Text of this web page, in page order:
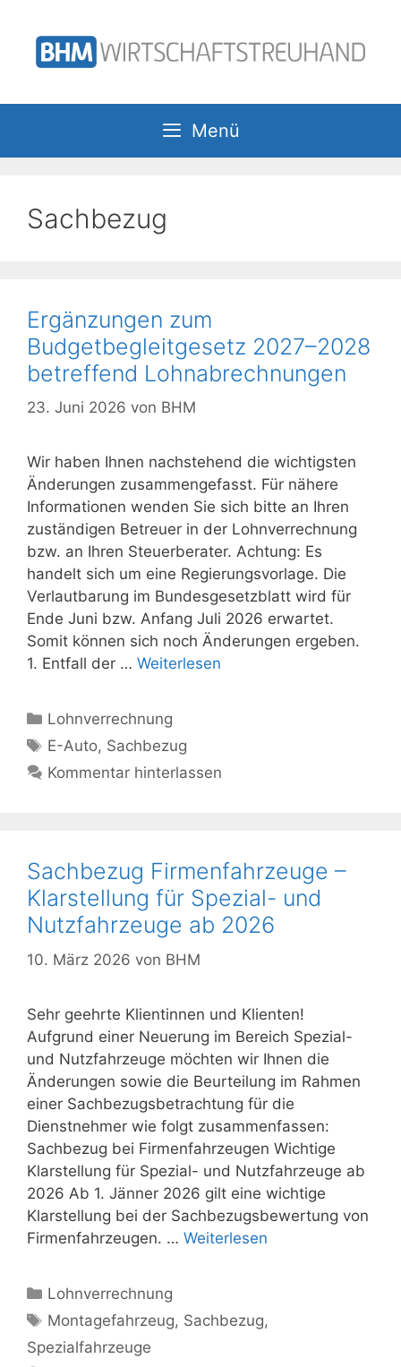
Inhalt
springen
Menü
Sachbezug
Ergänzungen zum
Budgetbegleitgesetz 2027–2028
betreffend Lohnabrechnungen
23. Juni 2026 von BHM
Wir haben Ihnen nachstehend die wichtigsten
Änderungen zusammengefasst. Für nähere
Informationen wenden Sie sich bitte an Ihren
zuständigen Betreuer in der Lohnverrechnung
bzw. an Ihren Steuerberater. Achtung: Es
handelt sich um eine Regierungsvorlage. Die
Verlautbarung im Bundesgesetzblatt wird für
Ende Juni bzw. Anfang Juli 2026 erwartet.
Somit können sich noch Änderungen ergeben.
1. Entfall der … Weiterlesen
Kategorien
Lohnverrechnung
Schlagwörter
E-Auto, Sachbezug
Kommentar hinterlassen
Sachbezug Firmenfahrzeuge –
Klarstellung für Spezial- und
Nutzfahrzeuge ab 2026
10. März 2026 von BHM
Sehr geehrte Klientinnen und Klienten!
Aufgrund einer Neuerung im Bereich Spezial-
und Nutzfahrzeuge möchten wir Ihnen die
Änderungen sowie die Beurteilung im Rahmen
einer Sachbezugsbetrachtung für die
Dienstnehmer wie folgt zusammenfassen:
Sachbezug bei Firmenfahrzeugen Wichtige
Klarstellung für Spezial- und Nutzfahrzeuge ab
2026 Ab 1. Jänner 2026 gilt eine wichtige
Klarstellung bei der Sachbezugsbewertung von
Firmenfahrzeugen. … Weiterlesen
Kategorien
Lohnverrechnung
Schlagwörter
Montagefahrzeug, Sachbezug,
Spezialfahrzeuge